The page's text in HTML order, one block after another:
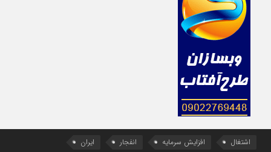
اشتغال افزایش سرمایه انفجار
ایران